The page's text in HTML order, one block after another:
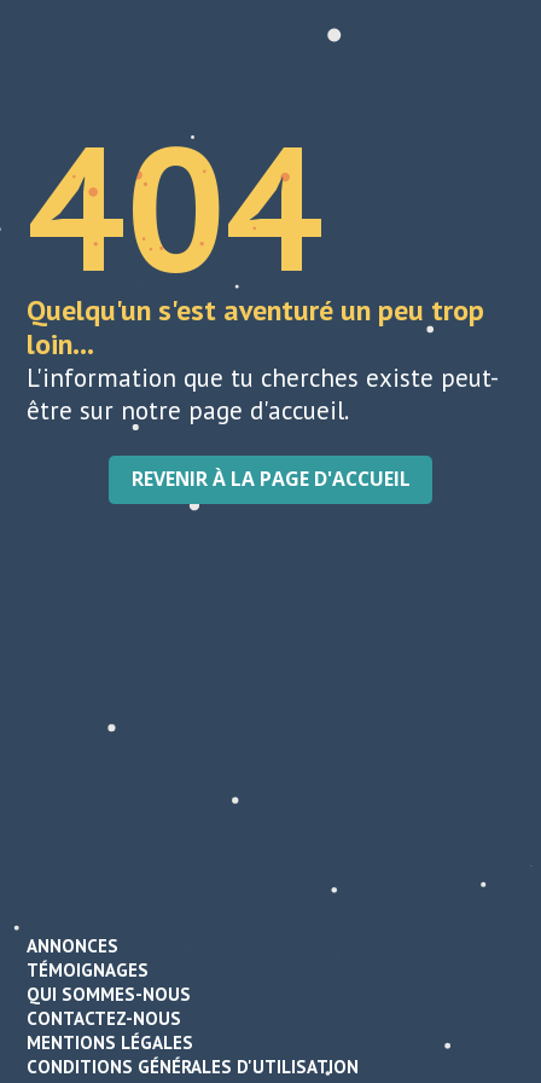
404
Quelqu'un s'est aventuré un peu trop
loin...
L'information que tu cherches existe peut-
être sur notre page d'accueil.
REVENIR À LA PAGE D'ACCUEIL
ANNONCES
TÉMOIGNAGES
QUI SOMMES-NOUS
CONTACTEZ-NOUS
MENTIONS LÉGALES
CONDITIONS GÉNÉRALES D'UTILISATION